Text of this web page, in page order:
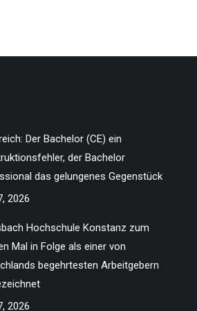
Der Bachelor (CE) ein
der Bachelor
das gelungenes Gegenstück
2026
Hochschule Konstanz zum
Mal in Folge als einer von
begehrtesten Arbeitgebern
2026